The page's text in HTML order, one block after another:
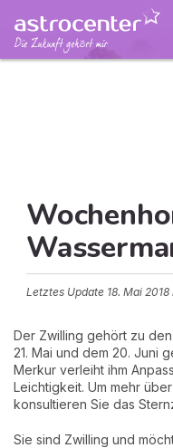
Letztes Update 18. Mai 2018
Der Zwilling gehört zu
21. Mai und dem 20. Juni
Merkur verleiht ihm
Leichtigkeit. Um mehr
konsultieren Sie das
Sie sind Zwilling und